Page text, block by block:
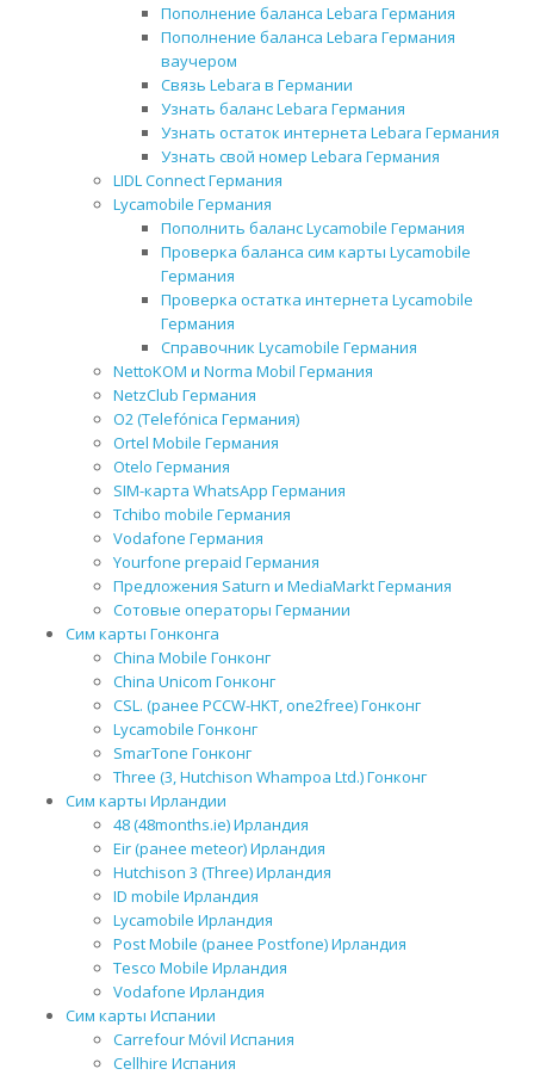
Пополнение баланса Lebara Германия
Пополнение баланса Lebara Германия
ваучером
Связь Lebara в Германии
Узнать баланс Lebara Германия
Узнать остаток интернета Lebara Германия
Узнать свой номер Lebara Германия
LIDL Connect Германия
Lycamobile Германия
Пополнить баланс Lycamobile Германия
Проверка баланса сим карты Lycamobile
Германия
Проверка остатка интернета Lycamobile
Германия
Справочник Lycamobile Германия
NettoKOM и Norma Mobil Германия
NetzClub Германия
O2 (Telefónica Германия)
Ortel Mobile Германия
Otelo Германия
SIM-карта WhatsApp Германия
Tchibo mobile Германия
Vodafone Германия
Yourfone prepaid Германия
Предложения Saturn и MediaMarkt Германия
Сотовые операторы Германии
Сим карты Гонконга
China Mobile Гонконг
China Unicom Гонконг
CSL. (ранее PCCW-HKT, one2free) Гонконг
Lycamobile Гонконг
SmarTone Гонконг
Three (3, Hutchison Whampoa Ltd.) Гонконг
Сим карты Ирландии
48 (48months.ie) Ирландия
Eir (ранее meteor) Ирландия
Hutchison 3 (Three) Ирландия
ID mobile Ирландия
Lycamobile Ирландия
Post Mobile (ранее Postfone) Ирландия
Tesco Mobile Ирландия
Vodafone Ирландия
Сим карты Испании
Carrefour Móvil Испания
Cellhire Испания